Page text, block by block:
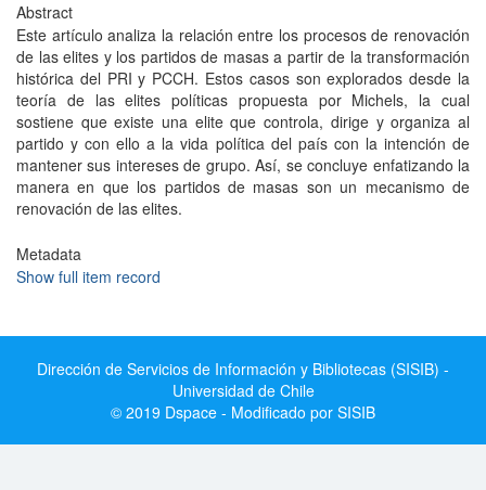
Abstract
Este artículo analiza la relación entre los procesos de renovación
de las elites y los partidos de masas a partir de la transformación
histórica del PRI y PCCH. Estos casos son explorados desde la
teoría de las elites políticas propuesta por Michels, la cual
sostiene que existe una elite que controla, dirige y organiza al
partido y con ello a la vida política del país con la intención de
mantener sus intereses de grupo. Así, se concluye enfatizando la
manera en que los partidos de masas son un mecanismo de
renovación de las elites.
Metadata
Show full item record
Dirección de Servicios de Información y Bibliotecas (SISIB) -
Universidad de Chile
© 2019 Dspace - Modificado por SISIB